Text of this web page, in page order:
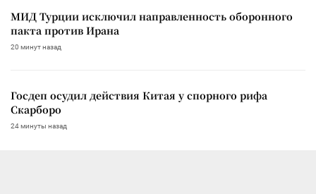
МИД Турции исключил направленность оборонного
пакта против Ирана
20 минут назад
Госдеп осудил действия Китая у спорного рифа
Скарборо
24 минуты назад